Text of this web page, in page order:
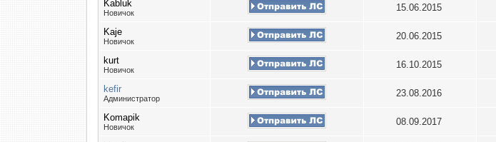
Kabluk
Новичок 15.06.2015
Kaje
Новичок 20.06.2015
kurt
Новичок 16.10.2015
kefir
Администратор 23.08.2016
Komapik
Новичок 08.09.2017